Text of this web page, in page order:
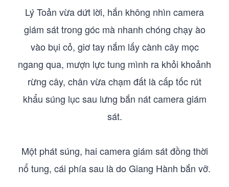
Lý Toản vừa dứt lời, hắn không nhìn camera
giám sát trong góc mà nhanh chóng chạy ào
vào bụi cỏ, giơ tay nắm lấy cành cây mọc
ngang qua, mượn lực tung mình ra khỏi khoảnh
rừng cây, chân vừa chạm đất là cấp tốc rút
khẩu súng lục sau lưng bắn nát camera giám
sát.
Một phát súng, hai camera giám sát đồng thời
nổ tung, cái phía sau là do Giang Hành bắn vỡ.